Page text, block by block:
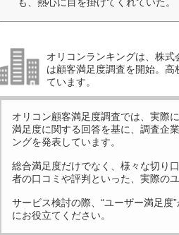
オリコンランキングは、株
は顧客満足度調査を開始。
ています。
オリコン顧客満足度調査では、実際
満足度に関する回答を基に、調査企業
ングを発表しています。
総合満足度だけでなく、様々な切り
者の口コミや評判といった、実際の
サービス検討の際、“ユーザー満足度
にお役立てください。